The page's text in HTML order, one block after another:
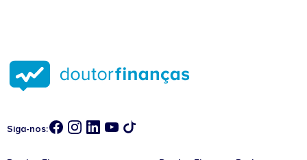
Siga-nos: